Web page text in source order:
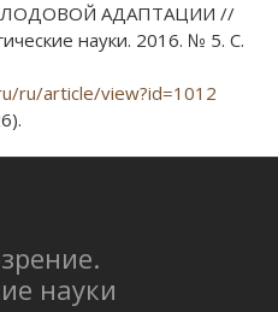
АДАПТАЦИИ //
науки. 2016. № 5. С.
ru/article/view?id=1012
науки